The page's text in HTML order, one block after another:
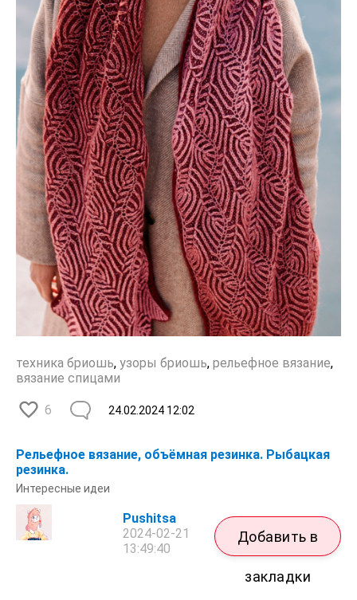
техника бриошь, узоры бриошь, рельефное вязание,
вязание спицами
6 24.02.2024 12:02
Рельефное вязание, объёмная резинка. Рыбацкая
резинка.
Интересные идеи
Pushitsa
2024-02-21
13:49:40
Добавить в
закладки